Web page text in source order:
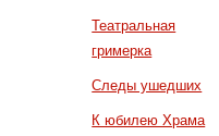
Театральная
гримерка
Следы ушедших
К юбилею Храма